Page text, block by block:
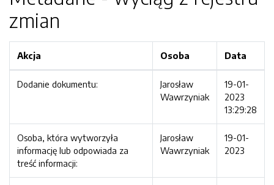
zmian
Akcja Osoba Data
Dodanie dokumentu:
Jarosław
Wawrzyniak
19-01-
2023
13:29:28
Osoba, która wytworzyła
informację lub odpowiada za
treść informacji:
Jarosław
Wawrzyniak
19-01-
2023